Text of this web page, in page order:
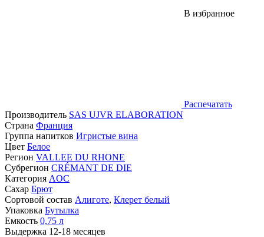
В избранное
Распечатать
Производитель SAS UJVR ELABORATION
Страна Франция
Группа напитков Игристые вина
Цвет Белое
Регион VALLEE DU RHONE
Субрегион CRÉMANT DE DIE
Категория AOC
Сахар Брют
Сортовой состав Алиготе, Клерет белый
Упаковка Бутылка
Емкость 0,75 л
Выдержка 12-18 месяцев